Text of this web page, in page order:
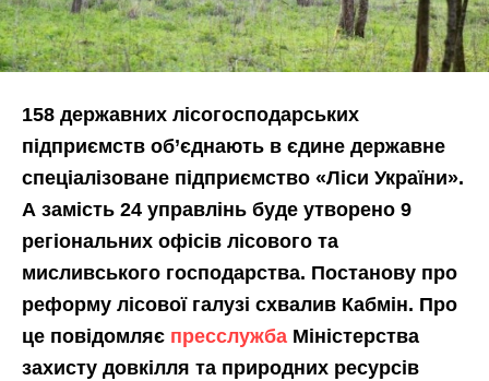
158 державних лісогосподарських
підприємств об’єднають в єдине державне
спеціалізоване підприємство «Ліси України».
А замість 24 управлінь буде утворено 9
регіональних офісів лісового та
мисливського господарства. Постанову про
реформу лісової галузі схвалив Кабмін. Про
це повідомляє пресслужба Міністерства
захисту довкілля та природних ресурсів